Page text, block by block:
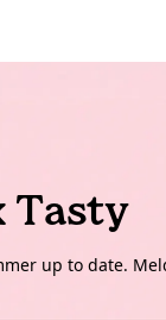
Tasty
up to date.